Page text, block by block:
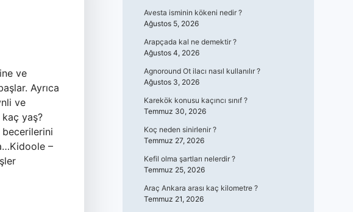
ve
Ayrıca
ve
yaş?
–
Avesta isminin kökeni nedir ?
Ağustos 5, 2026
Arapçada kal ne demektir ?
Ağustos 4, 2026
Agnoround Ot ilacı nasıl kullanılır ?
Ağustos 3, 2026
Karekök konusu kaçıncı sınıf ?
Temmuz 30, 2026
Koç neden sinirlenir ?
Temmuz 27, 2026
Kefil olma şartları nelerdir ?
Temmuz 25, 2026
Araç Ankara arası kaç kilometre ?
Temmuz 21, 2026